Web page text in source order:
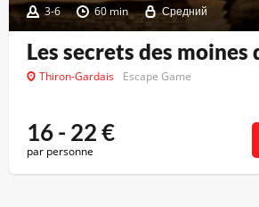
3-6 60 min Средний
Les secrets des moines
Thiron-Gardais Escape Game
16 - 22€
par personne